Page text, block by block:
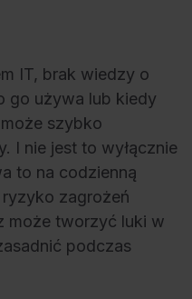
IT, brak wiedzy o
go używa lub kiedy
szybko
I nie jest to wyłącznie
to na codzienną
zagrożeń
może tworzyć luki w
podczas